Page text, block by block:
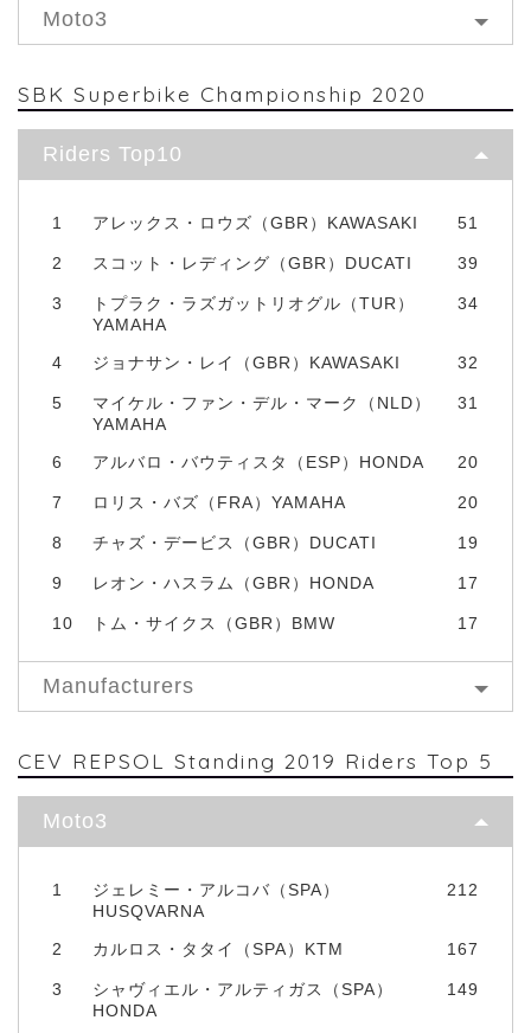
Moto3
SBK Superbike Championship 2020
Riders Top10
1 アレックス・ロウズ（GBR）KAWASAKI 51
2 スコット・レディング（GBR）DUCATI 39
3
トプラク・ラズガットリオグル（TUR）
YAMAHA
34
4 ジョナサン・レイ（GBR）KAWASAKI 32
5
マイケル・ファン・デル・マーク（NLD）
YAMAHA
31
6 アルバロ・バウティスタ（ESP）HONDA 20
7 ロリス・バズ（FRA）YAMAHA 20
8 チャズ・デービス（GBR）DUCATI 19
9 レオン・ハスラム（GBR）HONDA 17
10 トム・サイクス（GBR）BMW 17
Manufacturers
CEV REPSOL Standing 2019 Riders Top 5
Moto3
1
ジェレミー・アルコバ（SPA）
HUSQVARNA
212
2 カルロス・タタイ（SPA）KTM 167
3
シャヴィエル・アルティガス（SPA）
HONDA
149